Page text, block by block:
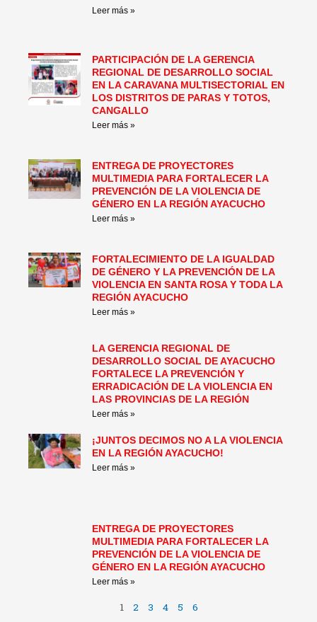
Leer más »
PARTICIPACIÓN DE LA GERENCIA
REGIONAL DE DESARROLLO SOCIAL
EN LA CARAVANA MULTISECTORIAL EN
LOS DISTRITOS DE PARAS Y TOTOS,
CANGALLO
Leer más »
ENTREGA DE PROYECTORES
MULTIMEDIA PARA FORTALECER LA
PREVENCIÓN DE LA VIOLENCIA DE
GÉNERO EN LA REGIÓN AYACUCHO
Leer más »
FORTALECIMIENTO DE LA IGUALDAD
DE GÉNERO Y LA PREVENCIÓN DE LA
VIOLENCIA EN SANTA ROSA Y TODA LA
REGIÓN AYACUCHO
Leer más »
LA GERENCIA REGIONAL DE
DESARROLLO SOCIAL DE AYACUCHO
FORTALECE LA PREVENCIÓN Y
ERRADICACIÓN DE LA VIOLENCIA EN
LAS PROVINCIAS DE LA REGIÓN
Leer más »
¡JUNTOS DECIMOS NO A LA VIOLENCIA
EN LA REGIÓN AYACUCHO!
Leer más »
ENTREGA DE PROYECTORES
MULTIMEDIA PARA FORTALECER LA
PREVENCIÓN DE LA VIOLENCIA DE
GÉNERO EN LA REGIÓN AYACUCHO
Leer más »
1 2 3 4 5 6